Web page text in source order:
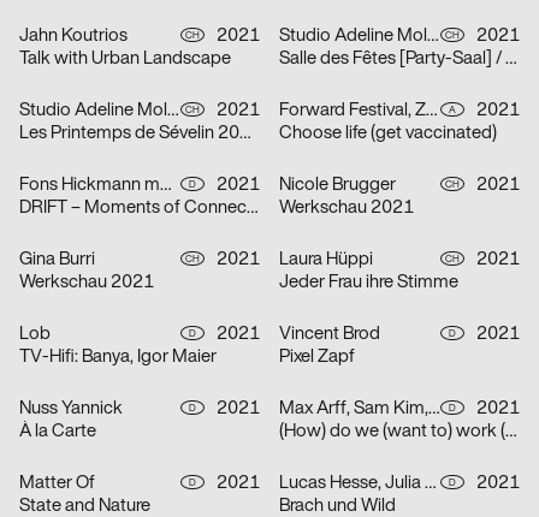
Jahn Koutrios CH
2021
Talk with Urban Landscape
Studio Adeline Mollard CH
2021
Salle des Fêtes [Party-Saal] / Orphelins [Waisen]
Studio Adeline Mollard CH
2021
Les Printemps de Sévelin 2021 [Sévelin-Frühling 2021]
Forward Festival, ZWUPP, Maša Stanic A
2021
Choose life (get vaccinated)
Fons Hickmann m23 D
2021
DRIFT – Moments of Connection
Nicole Brugger CH
2021
Werkschau 2021
Gina Burri CH
2021
Werkschau 2021
Laura Hüppi CH
2021
Jeder Frau ihre Stimme
Lob D
2021
TV-Hifi: Banya, Igor Maier
Vincent Brod D
2021
Pixel Zapf
Nuss Yannick D
2021
À la Carte
Max Arff, Sam Kim, Dokho Shin D
2021
(How) do we (want to) work (together) (as (socially engaged) designers (students and neighbors)) (in neoliberal times)?
Matter Of D
2021
State and Nature
Lucas Hesse, Julia Löffler D
2021
Brach und Wild